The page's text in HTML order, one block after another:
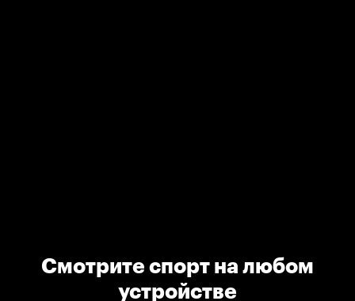
Смотрите спорт на любом
устройстве